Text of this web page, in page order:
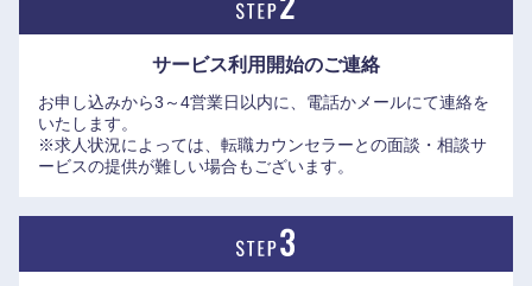
おります。是非ご覧ください。
ループCAO 兼 監査部長（当時）：吉藤 茂氏、株式会社三菱
UFJ銀行 監査部 監査グループ 次長：平野 哲也氏
https://www.elite-network.co.jp/interview_kigyo/116.html
●執行役員 システム本部長 兼 CISO：亀田 浩樹氏
●執行役員 ソリューションプロダクツ部長：小野寺 雅史（ま
さし）氏、ソリューションプロダクツ部 企画グループ 次
サービス利用開始のご連絡
お申し込みから3～4営業日以内に、電話かメールにて連絡を
いたします。
※求人状況によっては、転職カウンセラーとの面談・相談サ
ービスの提供が難しい場合もございます。